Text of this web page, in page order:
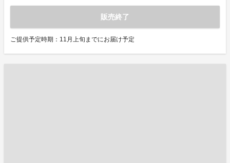
販売終了
ご提供予定時期：11月上旬までにお届け予定